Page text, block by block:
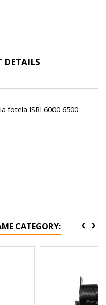
DETAILS
fotela ISRI 6000 6500
CATEGORY: ‹ ›